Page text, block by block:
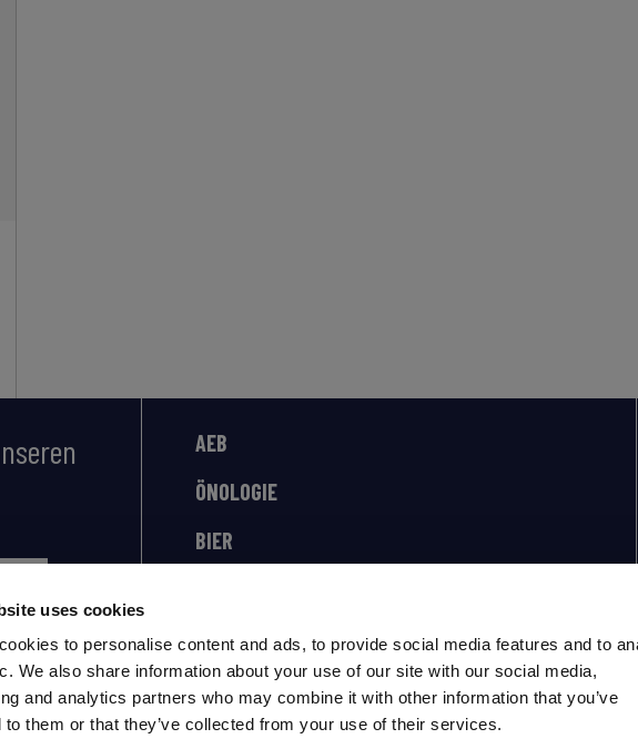
uses cookies
to personalise content and ads, to provide social media features and to
We also share information about your use of our site with our social media,
and analytics partners who may combine it with other information that you’ve
to them or that they’ve collected from your use of their services.
AEB
ÖNOLOGIE
BIER
SPIRITS